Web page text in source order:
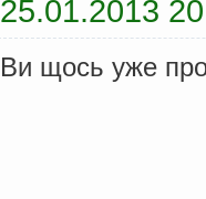
25.01.2013
Ви щось уже